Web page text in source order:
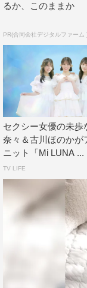
(https://
Instagram：
(https://
TikTok：
outa
Mi LUNA
るか、このままか
PR(合同会社デジタルファーム
セクシー女優の未歩
奈々＆古川ほのかが
ニット「Mi LUNA ...
TV LIFE